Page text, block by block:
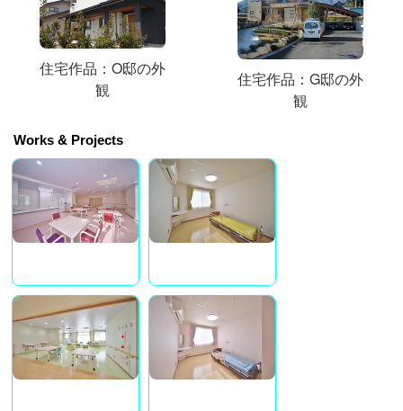
住宅作品：O邸の外
観
住宅作品：G邸の外
観
Works & Projects